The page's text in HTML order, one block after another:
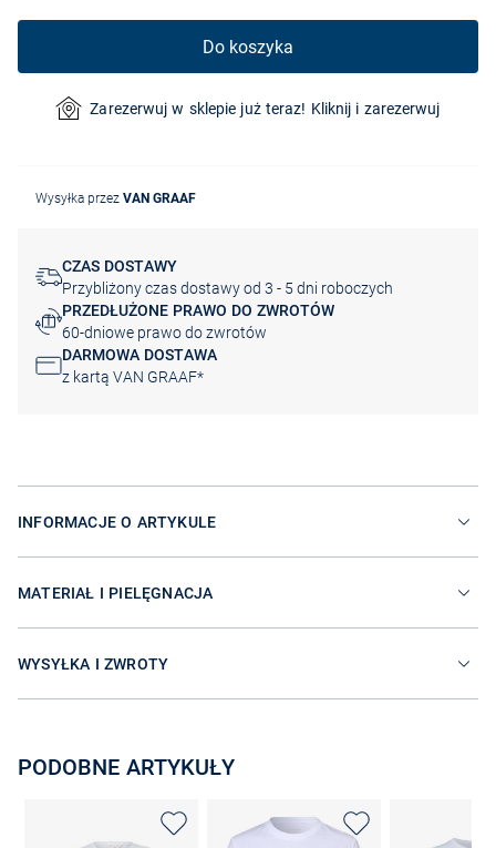
Do koszyka
Zarezerwuj w sklepie już teraz! Kliknij i zarezerwuj
Wysyłka przez VAN GRAAF
CZAS DOSTAWY
Przybliżony czas dostawy od 3 - 5 dni roboczych
PRZEDŁUŻONE PRAWO DO ZWROTÓW
60-dniowe prawo do zwrotów
DARMOWA DOSTAWA
z kartą VAN GRAAF*
INFORMACJE O ARTYKULE
MATERIAŁ I PIELĘGNACJA
WYSYŁKA I ZWROTY
PODOBNE ARTYKUŁY